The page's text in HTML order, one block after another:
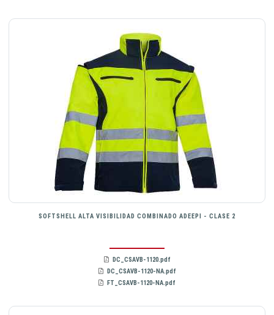
SOFTSHELL ALTA VISIBILIDAD COMBINADO ADEEPI - CLASE 2
DC_CSAVB-1120.pdf
DC_CSAVB-1120-NA.pdf
FT_CSAVB-1120-NA.pdf